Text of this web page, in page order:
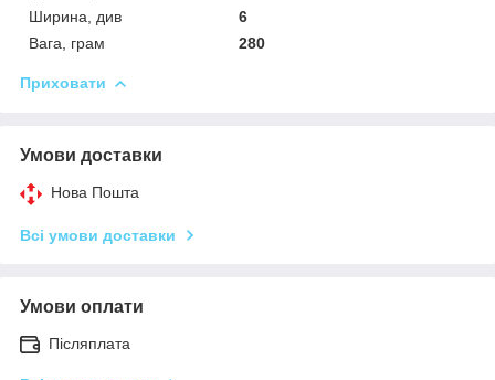
Ширина, див
6
Вага, грам
280
Приховати
Умови доставки
Нова Пошта
Всі умови доставки
Умови оплати
Післяплата